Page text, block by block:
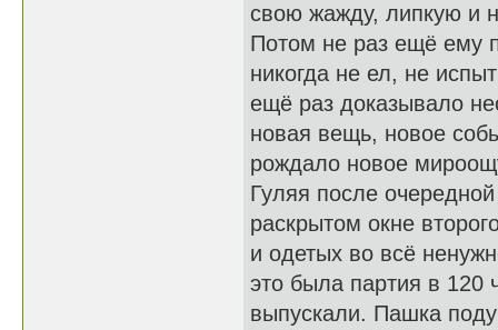
свою жажду, липкую и
Потом не раз ещё ему
никогда не ел, не
ещё раз доказывало
новая вещь, новое
рождало новое
Гуляя после
раскрытом окне
и одетых во всё
это была партия в 120
выпускали. Пашка